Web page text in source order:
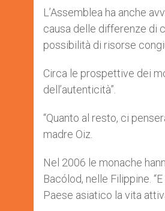
L’Assemblea ha anche
causa delle differenze di
possibilità di risorse
Circa le prospettive dei
dell’autenticità”.
“Quanto al resto, ci
madre Oiz.
Nel 2006 le monache
Bacólod, nelle Filippine.
Paese asiatico la vita